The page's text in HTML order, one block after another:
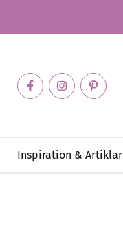
Inspiration & Artiklar